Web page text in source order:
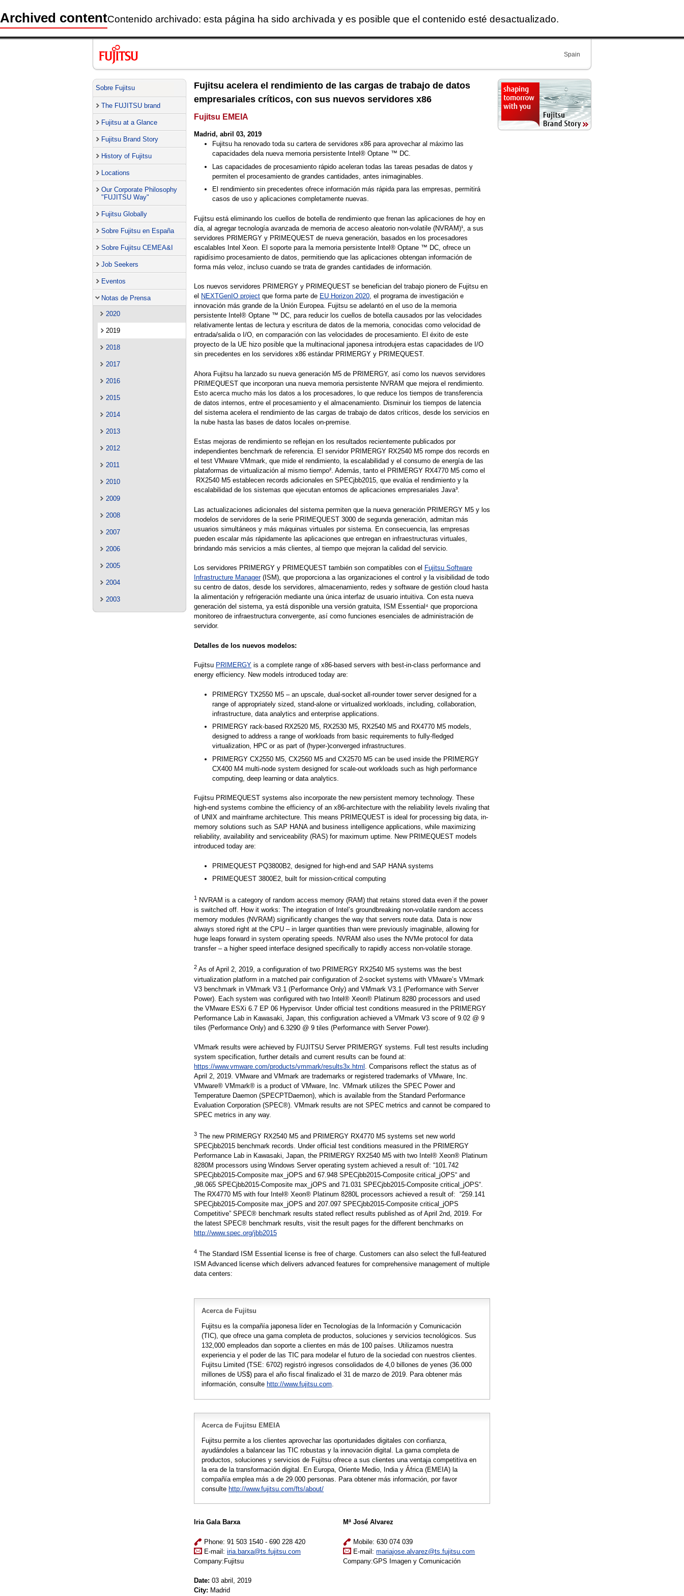
Archived contentContenido archivado: esta página ha sido archivada y es posible que el contenido esté desactualizado.
Spain
Sobre Fujitsu
The FUJITSU brand
Fujitsu at a Glance
Fujitsu Brand Story
History of Fujitsu
Locations
Our Corporate Philosophy
"FUJITSU Way"
Fujitsu Globally
Sobre Fujitsu en España
Sobre Fujitsu CEMEA&I
Job Seekers
Eventos
Notas de Prensa
2020
2019
2018
2017
2016
2015
2014
2013
2012
2011
2010
2009
2008
2007
2006
2005
2004
2003
Fujitsu acelera el rendimiento de las cargas de trabajo de datos
empresariales críticos, con sus nuevos servidores x86
Fujitsu EMEIA
Madrid, abril 03, 2019
Fujitsu ha renovado toda su cartera de servidores x86 para aprovechar al máximo las
capacidades dela nueva memoria persistente Intel® Optane ™ DC.
Las capacidades de procesamiento rápido aceleran todas las tareas pesadas de datos y
permiten el procesamiento de grandes cantidades, antes inimaginables.
El rendimiento sin precedentes ofrece información más rápida para las empresas, permitirá
casos de uso y aplicaciones completamente nuevas.
Fujitsu está eliminando los cuellos de botella de rendimiento que frenan las aplicaciones de hoy en
día, al agregar tecnología avanzada de memoria de acceso aleatorio non-volatile (NVRAM)¹, a sus
servidores PRIMERGY y PRIMEQUEST de nueva generación, basados ​​en los procesadores
escalables Intel Xeon. El soporte para la memoria persistente Intel® Optane ™ DC, ofrece un
rapidísimo procesamiento de datos, permitiendo que las aplicaciones obtengan información de
forma más veloz, incluso cuando se trata de grandes cantidades de información.
Los nuevos servidores PRIMERGY y PRIMEQUEST se benefician del trabajo pionero de Fujitsu en
el NEXTGenIO project que forma parte de EU Horizon 2020, el programa de investigación e
innovación más grande de la Unión Europea. Fujitsu se adelantó en el uso de la memoria
persistente Intel® Optane ™ DC, para reducir los cuellos de botella causados ​​por las velocidades
relativamente lentas de lectura y escritura de datos de la memoria, conocidas como velocidad de
entrada/salida o I/O, en comparación con las velocidades de procesamiento. El éxito de este
proyecto de la UE hizo posible que la multinacional japonesa introdujera estas capacidades de I/O
sin precedentes en los servidores x86 estándar PRIMERGY y PRIMEQUEST.
Ahora Fujitsu ha lanzado su nueva generación M5 de PRIMERGY, así como los nuevos servidores
PRIMEQUEST que incorporan una nueva memoria persistente NVRAM que mejora el rendimiento.
Esto acerca mucho más los datos a los procesadores, lo que reduce los tiempos de transferencia
de datos internos, entre el procesamiento y el almacenamiento. Disminuir los tiempos de latencia
del sistema acelera el rendimiento de las cargas de trabajo de datos críticos, desde los servicios en
la nube hasta las bases de datos locales on-premise.
Estas mejoras de rendimiento se reflejan en los resultados recientemente publicados por
independientes benchmark de referencia. El servidor PRIMERGY RX2540 M5 rompe dos records en
el test VMware VMmark, que mide el rendimiento, la escalabilidad y el consumo de energía de las
plataformas de virtualización al mismo tiempo². Además, tanto el PRIMERGY RX4770 M5 como el
RX2540 M5 establecen records adicionales en SPECjbb2015, que evalúa el rendimiento y la
escalabilidad de los sistemas que ejecutan entornos de aplicaciones empresariales Java³.
Las actualizaciones adicionales del sistema permiten que la nueva generación PRIMERGY M5 y los
modelos de servidores de la serie PRIMEQUEST 3000 de segunda generación, admitan más
usuarios simultáneos y más máquinas virtuales por sistema. En consecuencia, las empresas
pueden escalar más rápidamente las aplicaciones que entregan en infraestructuras virtuales,
brindando más servicios a más clientes, al tiempo que mejoran la calidad del servicio.
Los servidores PRIMERGY y PRIMEQUEST también son compatibles con el Fujitsu Software
Infrastructure Manager(ISM), que proporciona a las organizaciones el control y la visibilidad de todo
su centro de datos, desde los servidores, almacenamiento, redes y software de gestión cloud hasta
la alimentación y refrigeración mediante una única interfaz de usuario intuitiva. Con esta nueva
generación del sistema, ya está disponible una versión gratuita, ISM Essential⁴ que proporciona
monitoreo de infraestructura convergente, así como funciones esenciales de administración de
servidor.
Detalles de los nuevos modelos:
Fujitsu PRIMERGY is a complete range of x86-based servers with best-in-class performance and
energy efficiency. New models introduced today are:
PRIMERGY TX2550 M5 – an upscale, dual-socket all-rounder tower server designed for a
range of appropriately sized, stand-alone or virtualized workloads, including, collaboration,
infrastructure, data analytics and enterprise applications.
PRIMERGY rack-based RX2520 M5, RX2530 M5, RX2540 M5 and RX4770 M5 models,
designed to address a range of workloads from basic requirements to fully-fledged
virtualization, HPC or as part of (hyper-)converged infrastructures.
PRIMERGY CX2550 M5, CX2560 M5 and CX2570 M5 can be used inside the PRIMERGY
CX400 M4 multi-node system designed for scale-out workloads such as high performance
computing, deep learning or data analytics.
Fujitsu PRIMEQUEST systems also incorporate the new persistent memory technology. These
high-end systems combine the efficiency of an x86-architecture with the reliability levels rivaling that
of UNIX and mainframe architecture. This means PRIMEQUEST is ideal for processing big data, in-
memory solutions such as SAP HANA and business intelligence applications, while maximizing
reliability, availability and serviceability (RAS) for maximum uptime. New PRIMEQUEST models
introduced today are:
PRIMEQUEST PQ3800B2, designed for high-end and SAP HANA systems
PRIMEQUEST 3800E2, built for mission-critical computing
1
NVRAM is a category of random access memory (RAM) that retains stored data even if the power
is switched off. How it works: The integration of Intel’s groundbreaking non-volatile random access
memory modules (NVRAM) significantly changes the way that servers route data. Data is now
always stored right at the CPU – in larger quantities than were previously imaginable, allowing for
huge leaps forward in system operating speeds. NVRAM also uses the NVMe protocol for data
transfer – a higher speed interface designed specifically to rapidly access non-volatile storage.
2 As of April 2, 2019, a configuration of two PRIMERGY RX2540 M5 systems was the best
virtualization platform in a matched pair configuration of 2-socket systems with VMware’s VMmark
V3 benchmark in VMmark V3.1 (Performance Only) and VMmark V3.1 (Performance with Server
Power). Each system was configured with two Intel® Xeon® Platinum 8280 processors and used
the VMware ESXi 6.7 EP 06 Hypervisor. Under official test conditions measured in the PRIMERGY
Performance Lab in Kawasaki, Japan, this configuration achieved a VMmark V3 score of 9.02 @ 9
tiles (Performance Only) and 6.3290 @ 9 tiles (Performance with Server Power).
VMmark results were achieved by FUJITSU Server PRIMERGY systems. Full test results including
system specification, further details and current results can be found at:
https://www.vmware.com/products/vmmark/results3x.html . Comparisons reflect the status as of
April 2, 2019. VMware and VMmark are trademarks or registered trademarks of VMware, Inc.
VMware® VMmark® is a product of VMware, Inc. VMmark utilizes the SPEC Power and
Temperature Daemon (SPECPTDaemon), which is available from the Standard Performance
Evaluation Corporation (SPEC®). VMmark results are not SPEC metrics and cannot be compared to
SPEC metrics in any way.
3 The new PRIMERGY RX2540 M5 and PRIMERGY RX4770 M5 systems set new world
SPECjbb2015 benchmark records. Under official test conditions measured in the PRIMERGY
Performance Lab in Kawasaki, Japan, the PRIMERGY RX2540 M5 with two Intel® Xeon® Platinum
8280M processors using Windows Server operating system achieved a result of: “101.742
SPECjbb2015-Composite max_jOPS and 67.948 SPECjbb2015-Composite critical_jOPS“ and
„98.065 SPECjbb2015-Composite max_jOPS and 71.031 SPECjbb2015-Composite critical_jOPS“.
The RX4770 M5 with four Intel® Xeon® Platinum 8280L processors achieved a result of: “259.141
SPECjbb2015-Composite max_jOPS and 207.097 SPECjbb2015-Composite critical_jOPS
Competitive” SPEC® benchmark results stated reflect results published as of April 2nd, 2019. For
the latest SPEC® benchmark results, visit the result pages for the different benchmarks on
http://www.spec.org/jbb2015
4
The Standard ISM Essential license is free of charge. Customers can also select the full-featured
ISM Advanced license which delivers advanced features for comprehensive management of multiple
data centers:
Acerca de Fujitsu
Fujitsu es la compañía japonesa líder en Tecnologías de la Información y Comunicación
(TIC), que ofrece una gama completa de productos, soluciones y servicios tecnológicos. Sus
132,000 empleados dan soporte a clientes en más de 100 países. Utilizamos nuestra
experiencia y el poder de las TIC para modelar el futuro de la sociedad con nuestros clientes.
Fujitsu Limited (TSE: 6702) registró ingresos consolidados de 4,0 billones de yenes (36.000
millones de US$) para el año fiscal finalizado el 31 de marzo de 2019. Para obtener más
información, consulte http://www.fujitsu.com.
Acerca de Fujitsu EMEIA
Fujitsu permite a los clientes aprovechar las oportunidades digitales con confianza,
ayudándoles a balancear las TIC robustas y la innovación digital. La gama completa de
productos, soluciones y servicios de Fujitsu ofrece a sus clientes una ventaja competitiva en
la era de la transformación digital. En Europa, Oriente Medio, India y África (EMEIA) la
compañía emplea más a de 29.000 personas. Para obtener más información, por favor
consulte http://www.fujitsu.com/fts/about/
Iria Gala Barxa
Phone: 91 503 1540 - 690 228 420
E-mail: iria.barxa@ts.fujitsu.com
Company:Fujitsu
Mª José Alvarez
Mobile: 630 074 039
E-mail:mariajose.alvarez@ts.fujitsu.com
Company:GPS Imagen y Comunicación
Date: 03 abril, 2019
City: Madrid